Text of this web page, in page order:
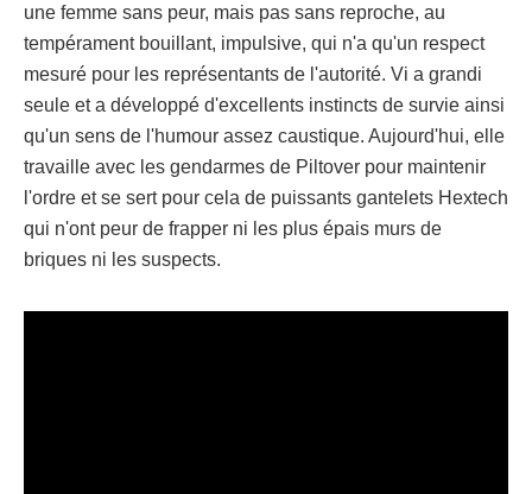
une femme sans peur, mais pas sans reproche, au
tempérament bouillant, impulsive, qui n'a qu'un respect
mesuré pour les représentants de l'autorité. Vi a grandi
seule et a développé d'excellents instincts de survie ainsi
qu'un sens de l'humour assez caustique. Aujourd'hui, elle
travaille avec les gendarmes de Piltover pour maintenir
l'ordre et se sert pour cela de puissants gantelets Hextech
qui n'ont peur de frapper ni les plus épais murs de
briques ni les suspects.